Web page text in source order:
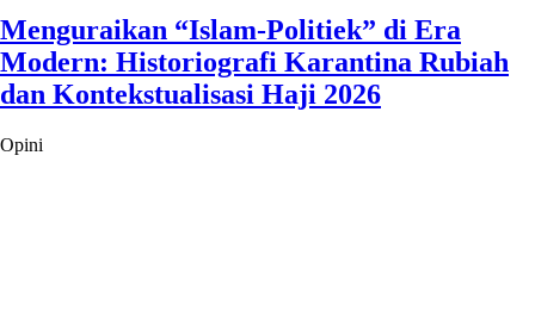
Menguraikan “Islam-Politiek” di Era
Modern: Historiografi Karantina Rubiah
dan Kontekstualisasi Haji 2026
Opini